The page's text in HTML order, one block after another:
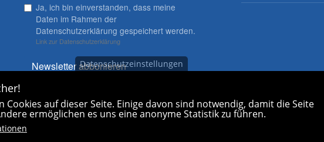
Ja, ich bin einverstanden, dass meine
Daten im Rahmen der
Datenschutzerklärung gespeichert werden.
Link zur Datenschutzerklärung
Newsletter abbonierenDatenschutzeinstellungen
Cookies auf dieser Seite. Einige davon sind notwendig, damit die Seite
ermöglichen es uns eine anonyme Statistik zu führen.